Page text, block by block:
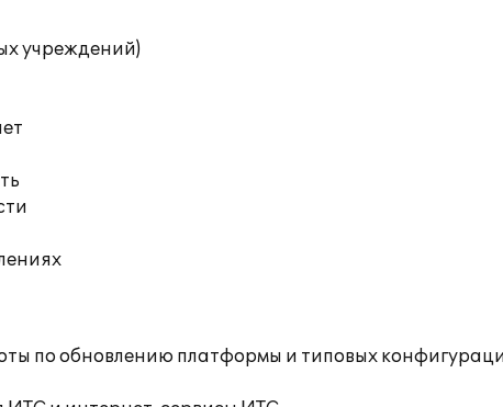
учреждений)
по обновлению платформы и типовых